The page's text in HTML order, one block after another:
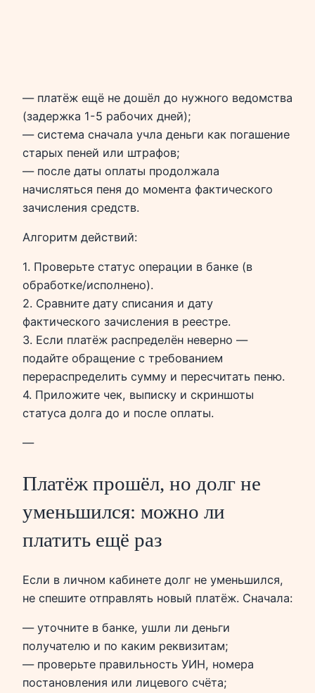
— платёж ещё не дошёл до нужного ведомства
(задержка 1-5 рабочих дней);
— система сначала учла деньги как погашение
старых пеней или штрафов;
— после даты оплаты продолжала
начисляться пеня до момента фактического
зачисления средств.
Алгоритм действий:
1. Проверьте статус операции в банке (в
обработке/исполнено).
2. Сравните дату списания и дату
фактического зачисления в реестре.
3. Если платёж распределён неверно —
подайте обращение с требованием
перераспределить сумму и пересчитать пеню.
4. Приложите чек, выписку и скриншоты
статуса долга до и после оплаты.
—
Платёж прошёл, но долг не
уменьшился: можно ли
платить ещё раз
Если в личном кабинете долг не уменьшился,
не спешите отправлять новый платёж. Сначала:
— уточните в банке, ушли ли деньги
получателю и по каким реквизитам;
— проверьте правильность УИН, номера
постановления или лицевого счёта;